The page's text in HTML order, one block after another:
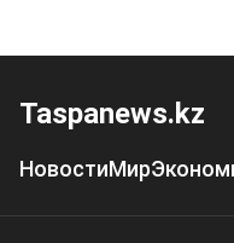
Taspanews.kz
НовостиМир